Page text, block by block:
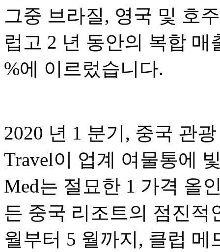
그중 브라질, 영국 및 호
럽고 2 년 동안의 복합 매
%에 이르렀습니다.
2020 년 1 분기, 중국 관
Travel이 업계 여물통에
Med는 절묘한 1 가격 올
든 중국 리조트의 점진적
월부터 5 월까지, 클럽